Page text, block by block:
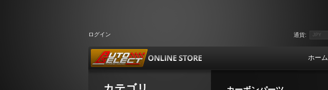
ログイン
ホーム
通貨: JPY